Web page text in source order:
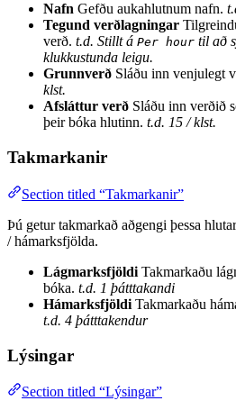
Nafn Gefðu aukahlutnum nafn.
Tegund verðlagningar
verð. t.d. Stillt á Per hour til að
klukkustunda leigu.
Grunnverð Sláðu inn venjulegt
klst.
Afsláttur verð Sláðu inn verðið
þeir bóka hlutinn. t.d. 15 / klst.
Takmarkanir
Section titled “Takmarkanir”
Þú getur takmarkað aðgengi þessa
/ hámarksfjölda.
Lágmarksfjöldi Takmarkaðu
bóka. t.d. 1 þátttakandi
Hámarksfjöldi Takmarkaðu
t.d. 4 þátttakendur
Lýsingar
Section titled “Lýsingar”